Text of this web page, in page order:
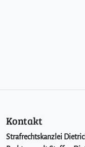
Kontakt
Strafrechtskanzlei